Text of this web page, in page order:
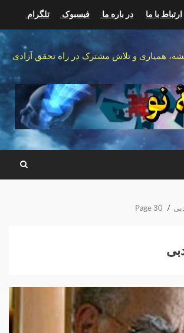
ارتباط با ما در باره ما فیسبوک تلگرام
همیاری و تلاش مشترک در راه تحقق آزادی
Page 30